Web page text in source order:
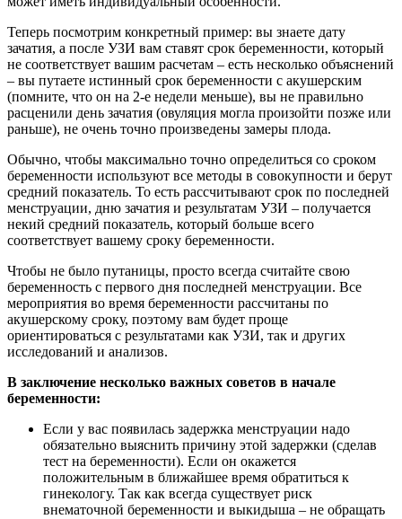
Теперь посмотрим конкретный пример: вы знаете дату
зачатия, а после УЗИ вам ставят срок беременности, который
не соответствует вашим расчетам – есть несколько объяснений
– вы путаете истинный срок беременности с акушерским
(помните, что он на 2-е недели меньше), вы не правильно
расценили день зачатия (овуляция могла произойти позже или
раньше), не очень точно произведены замеры плода.
Обычно, чтобы максимально точно определиться со сроком
беременности используют все методы в совокупности и берут
средний показатель. То есть рассчитывают срок по последней
менструации, дню зачатия и результатам УЗИ – получается
некий средний показатель, который больше всего
соответствует вашему сроку беременности.
Чтобы не было путаницы, просто всегда считайте свою
беременность с первого дня последней менструации. Все
мероприятия во время беременности рассчитаны по
акушерскому сроку, поэтому вам будет проще
ориентироваться с результатами как УЗИ, так и других
исследований и анализов.
В заключение несколько важных советов в начале
беременности:
Если у вас появилась задержка менструации надо
обязательно выяснить причину этой задержки (сделав
тест на беременности). Если он окажется
положительным в ближайшее время обратиться к
гинекологу. Так как всегда существует риск
внематочной беременности и выкидыша – не обращать